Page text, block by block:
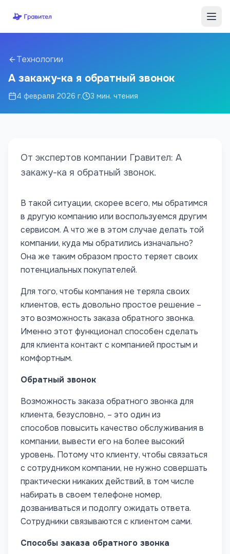
Технологии
А закажу-ка я обратный звонок
4 февраля 2026 г. 3 мин. чтения
От экспертов компании Гравител: А
закажу-ка я обратный звонок.
В такой ситуации, скорее всего, мы обратимся
в другую компанию или воспользуемся другим
сервисом. А что же в этом случае делать той
компании, куда мы обратились изначально?
Она же таким образом просто теряет своих
потенциальных покупателей.
Для того, чтобы компания не теряла своих
клиентов, есть довольно простое решение –
это возможность заказа обратного звонка.
Именно этот функционал способен сделать
для клиента контакт с компанией простым и
комфортным.
Обратный звонок
Возможность заказа обратного звонка для
клиента, безусловно, – это один из
способов повысить качество обслуживания в
компании, вывести его на более высокий
уровень. Потому что клиенту, чтобы связаться
с сотрудником компании, не нужно совершать
практически никаких действий, в том числе
набирать в своем телефоне номер,
дозваниваться и подолгу ожидать ответа.
Сотрудники связываются с клиентом сами.
Способы заказа обратного звонка